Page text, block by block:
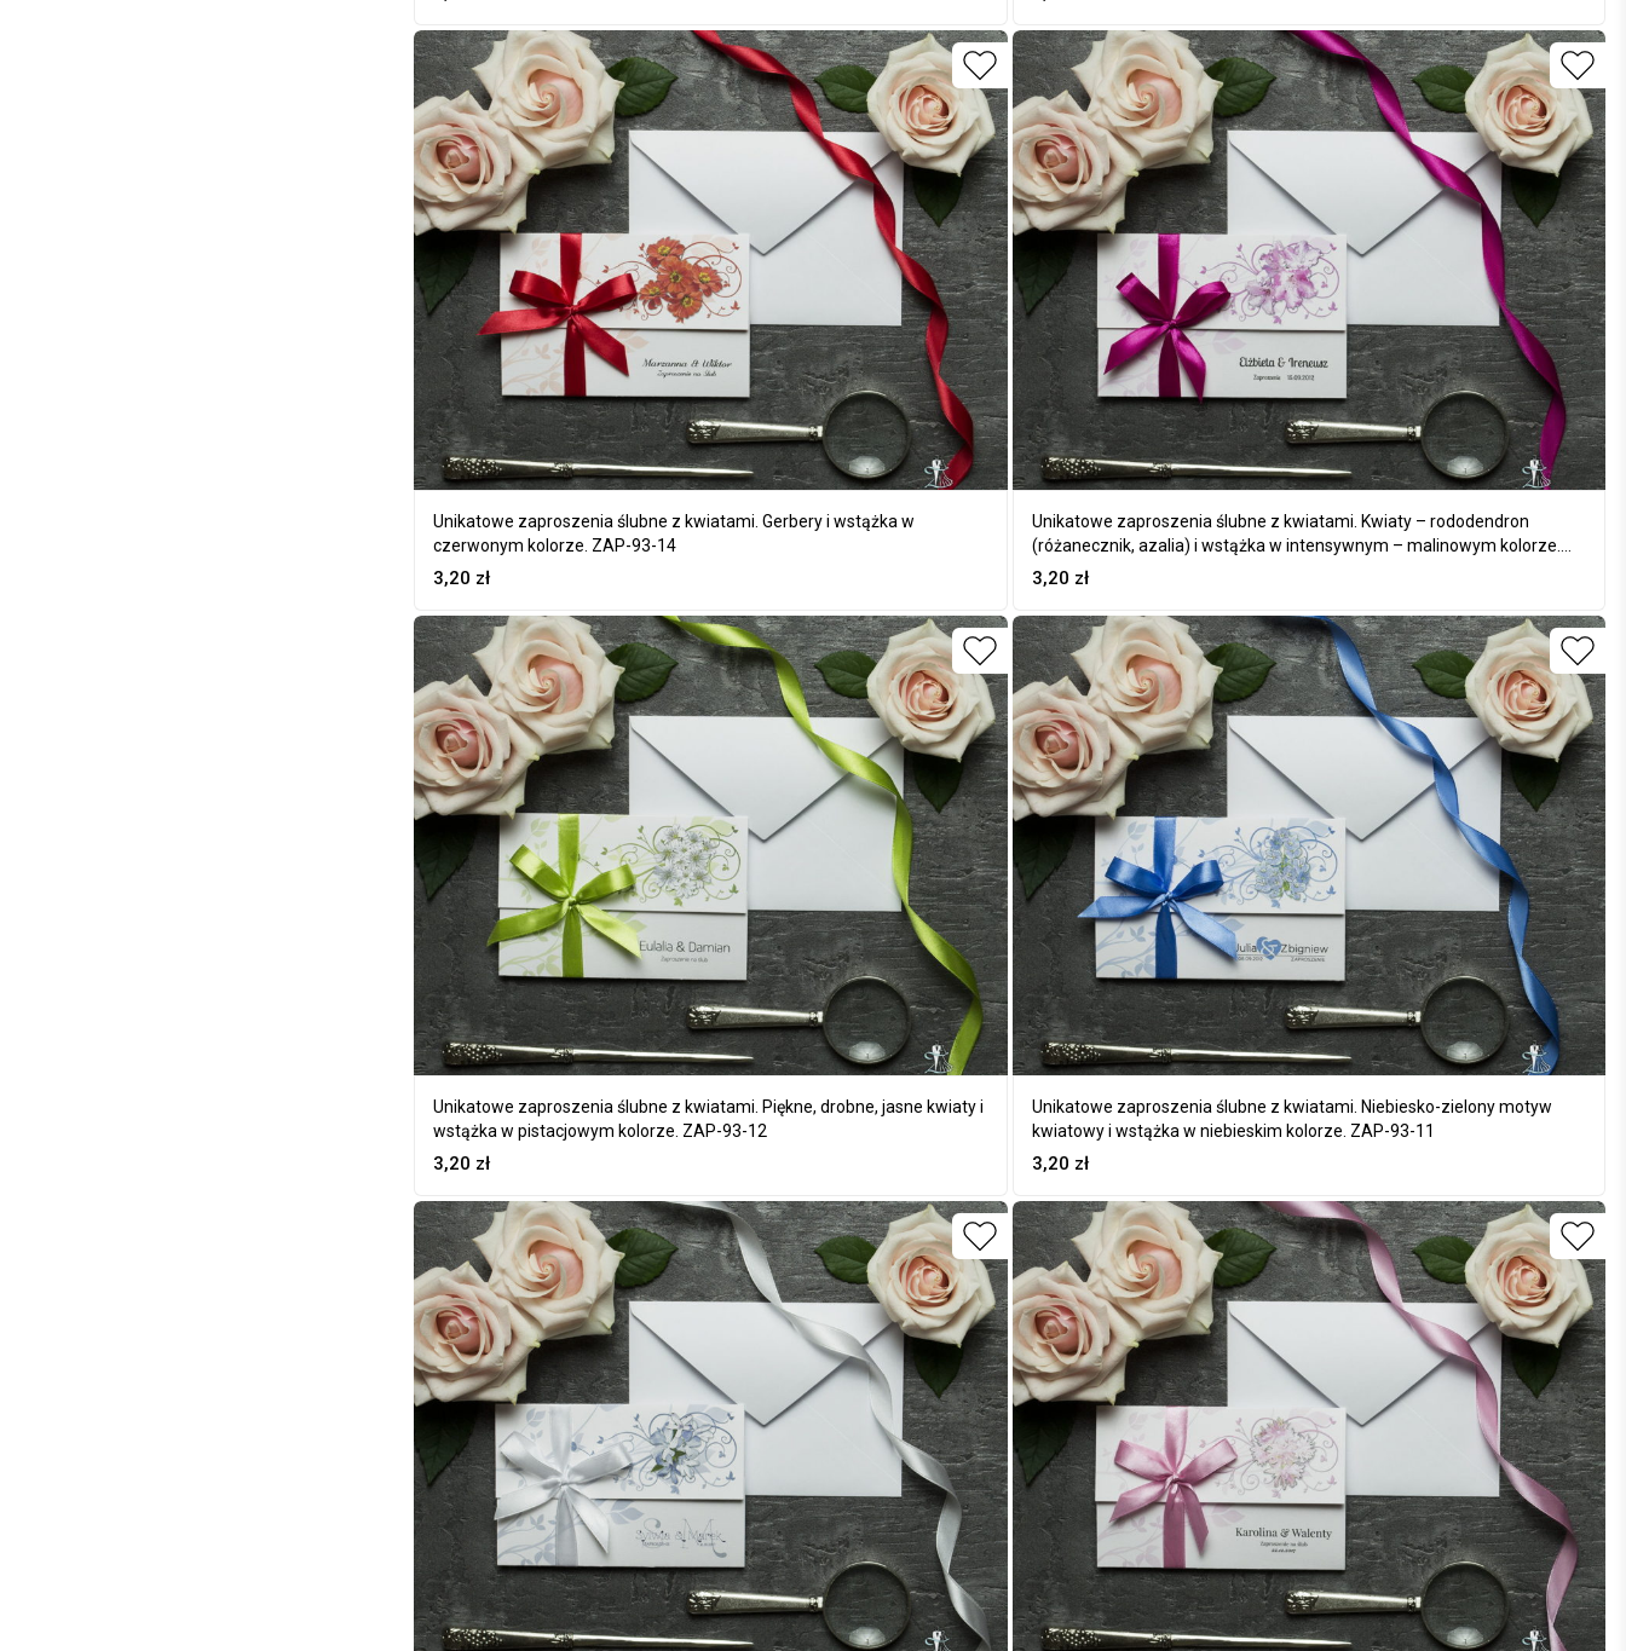
Unikatowe zaproszenia ślubne z kwiatami. Gerbery i wstążka w
czerwonym kolorze. ZAP-93-14
3,20 zł
Unikatowe zaproszenia ślubne z kwiatami. Kwiaty – rododendron
(różanecznik, azalia) i wstążka w intensywnym – malinowym kolorze.
ZAP-93-13
3,20 zł
Unikatowe zaproszenia ślubne z kwiatami. Piękne, drobne, jasne kwiaty i
wstążka w pistacjowym kolorze. ZAP-93-12
3,20 zł
Unikatowe zaproszenia ślubne z kwiatami. Niebiesko-zielony motyw
kwiatowy i wstążka w niebieskim kolorze. ZAP-93-11
3,20 zł